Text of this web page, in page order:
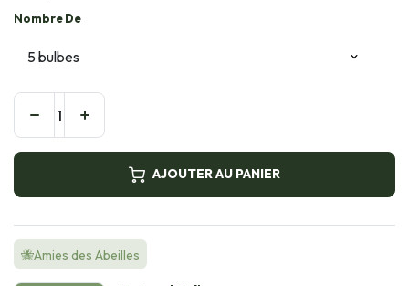
Nombre De
AJOUTER AU PANIER
🐝Amies des Abeilles